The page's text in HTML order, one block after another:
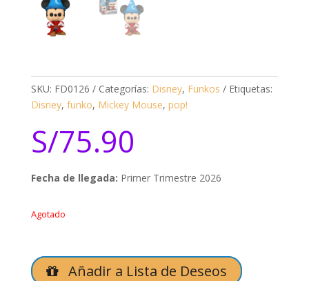
SKU: FD0126 Categorías: Disney, Funkos
Etiquetas:
Disney, funko, Mickey Mouse, pop!
S/75.90
Fecha de llegada: Primer Trimestre 2026
Agotado
Añadir a Lista de Deseos